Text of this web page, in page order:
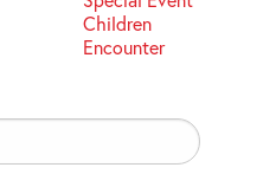
Children
Encounter